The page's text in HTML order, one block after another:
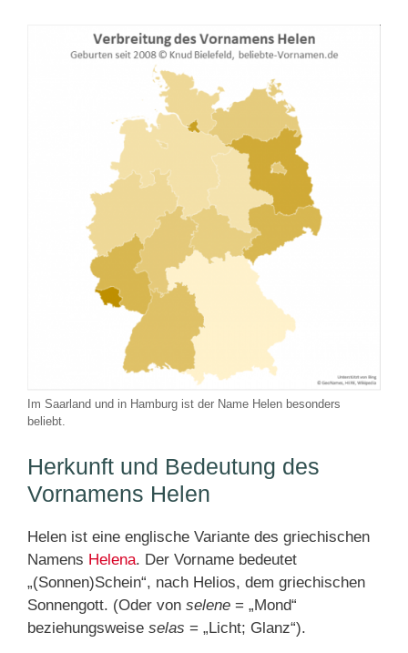
Im Saarland und in Hamburg ist der Name Helen besonders
beliebt.
Herkunft und Bedeutung des
Vornamens Helen
Helen ist eine englische Variante des griechischen
Namens Helena. Der Vorname bedeutet
„(Sonnen)Schein“, nach Helios, dem griechischen
Sonnengott. (Oder von selene = „Mond“
beziehungsweise selas = „Licht; Glanz“).